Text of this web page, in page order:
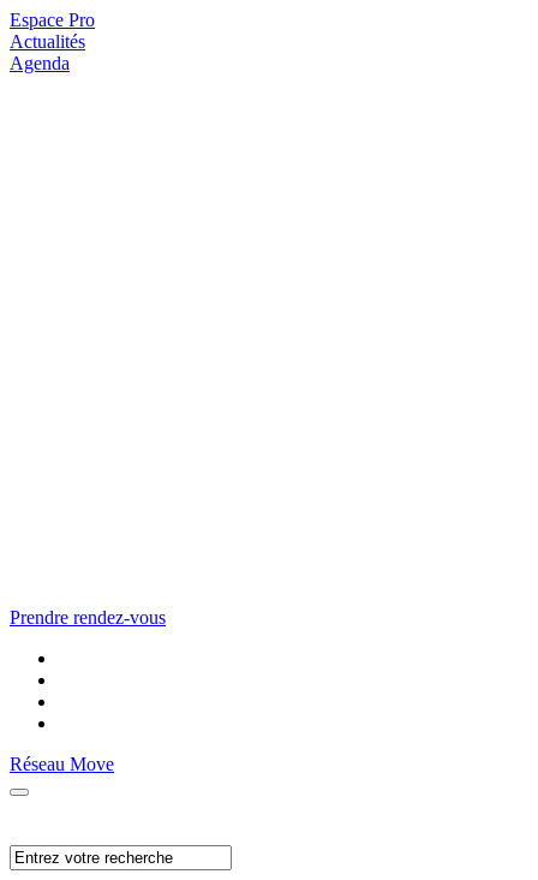
Espace Pro
Actualités
Agenda
Prendre rendez-vous
Réseau Move